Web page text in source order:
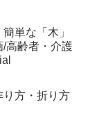
単な「木」
高齢者・介護
り方・折り方